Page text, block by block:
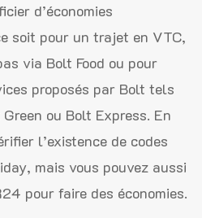
d’économies
soit pour un trajet en VTC,
via Bolt Food ou pour
proposés par Bolt tels
ou Bolt Express. En
l’existence de codes
mais vous pouvez aussi
pour faire des économies.